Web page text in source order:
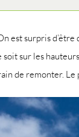
est surpris
sur les
de remonter.